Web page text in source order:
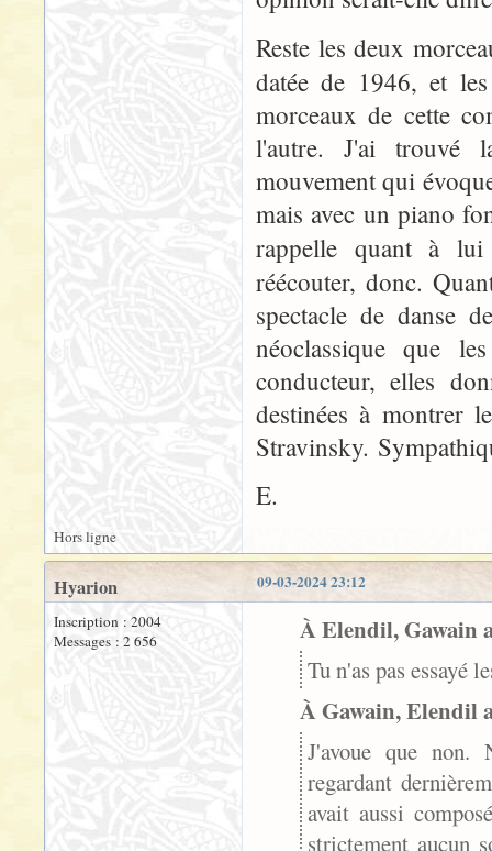
Reste les deux
datée de 1946, et
morceaux de cette
l'autre. J'ai trouvé
mouvement qui
mais avec un piano
rappelle quant à
réécouter, donc.
spectacle de danse
néoclassique que
conducteur, elles
destinées à montrer
Stravinsky.
E.
Hors ligne
09-03-2024 23:12
Hyarion
Inscription : 2004
Messages : 2 656
À Elendil, Gawain
Tu n'as pas essayé
À Gawain, Elendil
J'avoue que non.
regardant
avait aussi
strictement aucun